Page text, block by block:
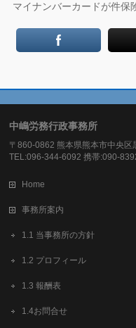
マイナンバーカードが件保
中嶋労務行政事務所
〒860-0862 熊本県熊本市中央区
TEL:096-344-6092 携帯:090-
Home
事務所案内
1.1 当事務所の方針
1.2 プロフィール
1.3 報酬表
1.4お問合せ